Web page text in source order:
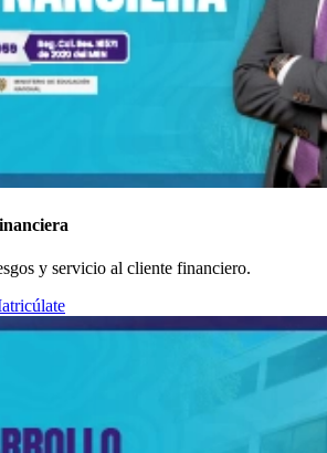
y servicio al cliente financiero.